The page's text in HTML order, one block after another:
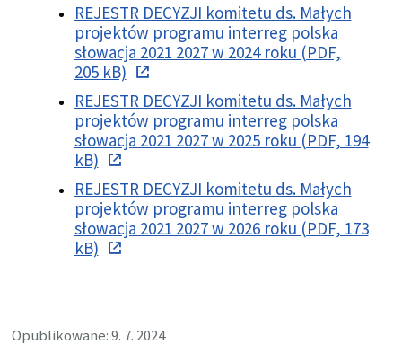
REJESTR DECYZJI komitetu ds. Małych
projektów programu interreg polska
słowacja 2021 2027 w 2024 roku (PDF,
205 kB)
REJESTR DECYZJI komitetu ds. Małych
projektów programu interreg polska
słowacja 2021 2027 w 2025 roku (PDF, 194
kB)
REJESTR DECYZJI komitetu ds. Małych
projektów programu interreg polska
słowacja 2021 2027 w 2026 roku (PDF, 173
kB)
Opublikowane: 9. 7. 2024